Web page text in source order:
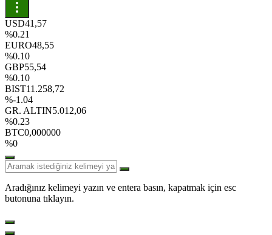
USD41,57
%0.21
EURO48,55
%0.10
GBP55,54
%0.10
BIST11.258,72
%-1.04
GR. ALTIN5.012,06
%0.23
BTC0,000000
%0
Aradığınız kelimeyi yazın ve entera basın, kapatmak için esc
butonuna tıklayın.